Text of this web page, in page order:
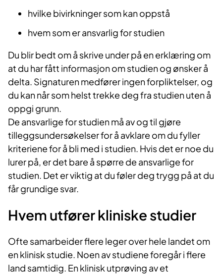
hvilke bivirkninger som kan oppstå
hvem som er ansvarlig for studien
Du blir bedt om å skrive under på en erklæring om
at du har fått informasjon om studien og ønsker å
delta. Signaturen medfører ingen forpliktelser, og
du kan når som helst trekke deg fra studien uten å
oppgi grunn.
De ansvarlige for studien må av og til gjøre
tilleggsundersøkelser for å avklare om du fyller
kriteriene for å bli med i studien. Hvis det er noe du
lurer på, er det bare å spørre de ansvarlige for
studien. Det er viktig at du føler deg trygg på at du
får grundige svar.
Hvem utfører kliniske studier
Ofte samarbeider flere leger over hele landet om
en klinisk studie. Noen av studiene foregår i flere
land samtidig. En klinisk utprøving av et